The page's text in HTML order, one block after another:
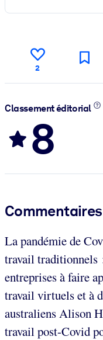
2
Classement éditorial
8
Commentaires
La pandémie de
travail traditionnels
entreprises à faire
travail virtuels et à
australiens Alison
travail post-Covid